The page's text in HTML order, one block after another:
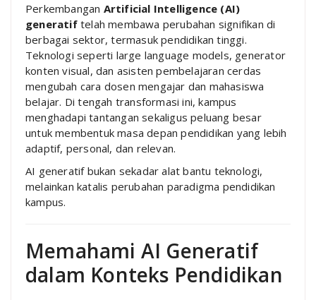
Perkembangan Artificial Intelligence (AI)
generatiftelah membawa perubahan signifikan di
berbagai sektor, termasuk pendidikan tinggi.
Teknologi seperti large language models, generator
konten visual, dan asisten pembelajaran cerdas
mengubah cara dosen mengajar dan mahasiswa
belajar. Di tengah transformasi ini, kampus
menghadapi tantangan sekaligus peluang besar
untuk membentuk masa depan pendidikan yang lebih
adaptif, personal, dan relevan.
AI generatif bukan sekadar alat bantu teknologi,
melainkan katalis perubahan paradigma pendidikan
kampus.
Memahami AI Generatif
dalam Konteks Pendidikan